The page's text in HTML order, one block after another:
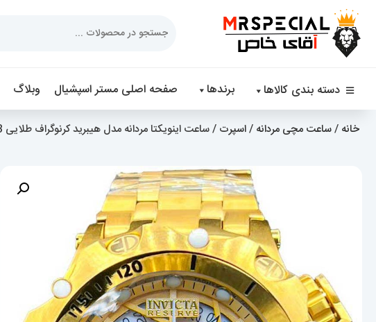
دسته بندی کالاها برندها صفحه اصلی مستر اسپشیال وبلاگ
خانه /ساعت مچی مردانه /اسپرت / ساعت اینویکتا مردانه مدل هیبرید کرنوگراف طلایی INVICTA Hybrid 020883